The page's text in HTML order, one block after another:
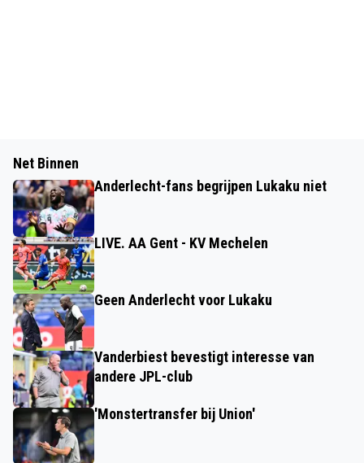
Net Binnen
Anderlecht-fans begrijpen Lukaku niet
LIVE. AA Gent - KV Mechelen
Geen Anderlecht voor Lukaku
Vanderbiest bevestigt interesse van
andere JPL-club
'Monstertransfer bij Union'